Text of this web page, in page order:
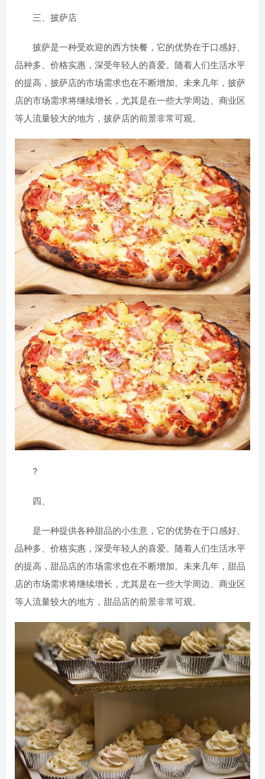
三、披萨店
披萨是一种受欢迎的西方快餐，它的优势在于口感好、
品种多、价格实惠，深受年轻人的喜爱。随着人们生活水平
的提高，披萨店的市场需求也在不断增加。未来几年，披萨
店的市场需求将继续增长，尤其是在一些大学周边、商业区
等人流量较大的地方，披萨店的前景非常可观。
?
四、
是一种提供各种甜品的小生意，它的优势在于口感好、
品种多、价格实惠，深受年轻人的喜爱。随着人们生活水平
的提高，甜品店的市场需求也在不断增加。未来几年，甜品
店的市场需求将继续增长，尤其是在一些大学周边、商业区
等人流量较大的地方，甜品店的前景非常可观。